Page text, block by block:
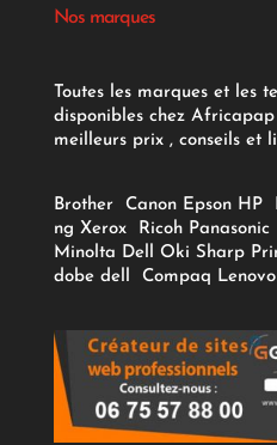
Nos marques
Toutes les marques et les
disponibles chez
meilleurs prix , conseils et
Brother Canon Epson HP
ng Xerox Ricoh Panasonic
Minolta Dell Oki Sharp
dobe dell Compaq Lenovo